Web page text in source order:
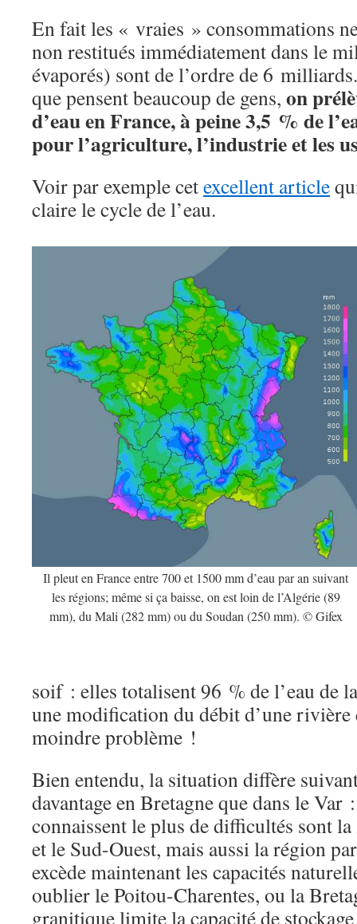
En fait les « vraies » consommations
non restitués immédiatement dans le
évaporés) sont de l’ordre de 6
que pensent beaucoup de gens, on
d’eau en France, à peine 3,5 % de
pour l’agriculture, l’industrie et les
Voir par exemple cetexcellent article
claire le cycle de l’eau.
Il pleut en France entre 700 et 1500 mm d’eau par an suivant
les régions; même si ça baisse, on est loin de l’Algérie (89
mm), du Mali (282 mm) ou du Soudan (250 mm). © Gifex
soif : elles totalisent 96 % de l’eau de
une modification du débit d’une
moindre problème !
Bien entendu, la situation diffère
davantage en Bretagne que dans le Var
connaissent le plus de difficultés sont
et le Sud-Ouest, mais aussi la région
excède maintenant les capacités
oublier le Poitou-Charentes, ou la
granitique limite la capacité de